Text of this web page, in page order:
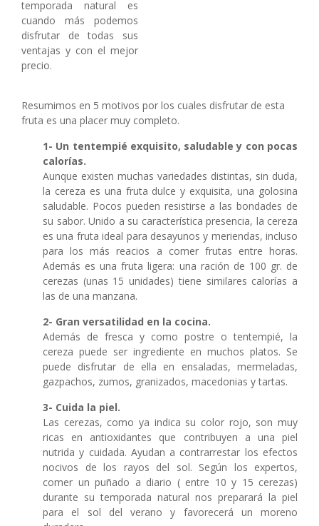
temporada natural es
cuando más podemos
disfrutar de todas sus
ventajas y con el mejor
precio.
Resumimos en 5 motivos por los cuales disfrutar de esta
fruta es una placer muy completo.
1- Un tentempié exquisito, saludable y con pocas
calorías.
Aunque existen muchas variedades distintas, sin duda,
la cereza es una fruta dulce y exquisita, una golosina
saludable. Pocos pueden resistirse a las bondades de
su sabor. Unido a su característica presencia, la cereza
es una fruta ideal para desayunos y meriendas, incluso
para los más reacios a comer frutas entre horas.
Además es una fruta ligera: una ración de 100 gr. de
cerezas (unas 15 unidades) tiene similares calorías a
las de una manzana.
2- Gran versatilidad en la cocina.
Además de fresca y como postre o tentempié, la
cereza puede ser ingrediente en muchos platos. Se
puede disfrutar de ella en ensaladas, mermeladas,
gazpachos, zumos, granizados, macedonias y tartas.
3- Cuida la piel.
Las cerezas, como ya indica su color rojo, son muy
ricas en antioxidantes que contribuyen a una piel
nutrida y cuidada. Ayudan a contrarrestar los efectos
nocivos de los rayos del sol. Según los expertos,
comer un puñado a diario ( entre 10 y 15 cerezas)
durante su temporada natural nos preparará la piel
para el sol del verano y favorecerá un moreno